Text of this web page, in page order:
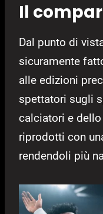
Il
Dal punto di
sicuramente
alle edizioni
spettatori sugli
calciatori e
riprodotti con
rendendoli più